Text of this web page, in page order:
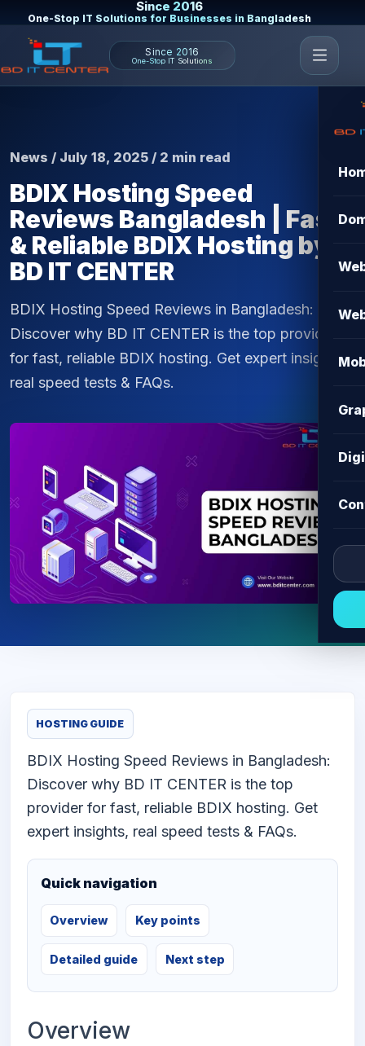
Since 2016
One-Stop IT Solutions for Businesses in Bangladesh
Since 2016
One-Stop IT Solutions
News / July 18, 2025 / 2 min read
BDIX Hosting Speed
Reviews Bangladesh | Fast
& Reliable BDIX Hosting by
BD IT CENTER
BDIX Hosting Speed Reviews in Bangladesh:
Discover why BD IT CENTER is the top provider
for fast, reliable BDIX hosting. Get expert insights,
real speed tests & FAQs.
HOSTING GUIDE
BDIX Hosting Speed Reviews in Bangladesh:
Discover why BD IT CENTER is the top
provider for fast, reliable BDIX hosting. Get
expert insights, real speed tests & FAQs.
Quick navigation
Overview Key points
Detailed guide Next step
Overview